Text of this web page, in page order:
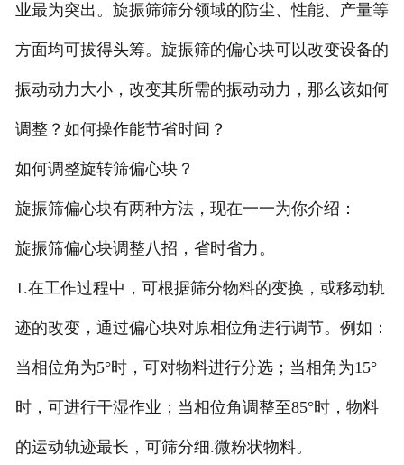
业最为突出。旋振筛筛分领域的防尘、性能、产量等
方面均可拔得头筹。旋振筛的偏心块可以改变设备的
振动动力大小，改变其所需的振动动力，那么该如何
调整？如何操作能节省时间？
如何调整旋转筛偏心块？
旋振筛偏心块有两种方法，现在一一为你介绍：
旋振筛偏心块调整八招，省时省力。
1.在工作过程中，可根据筛分物料的变换，或移动轨
迹的改变，通过偏心块对原相位角进行调节。例如：
当相位角为5°时，可对物料进行分选；当相角为15°
时，可进行干湿作业；当相位角调整至85°时，物料
的运动轨迹最长，可筛分细.微粉状物料。